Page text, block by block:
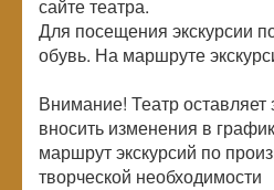
сайте театра.
Для посещения экскурсии
обувь. На маршруте
Внимание! Театр оставляет
вносить изменения в
маршрут экскурсий по
творческой необходимости